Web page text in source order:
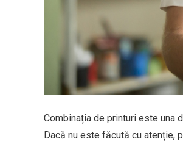
Combinația de printuri este una
Dacă nu este făcută cu atenție,